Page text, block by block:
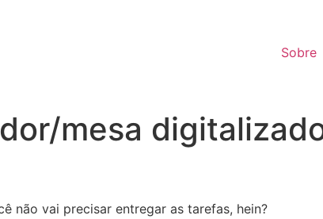
Sobre
mesa
não vai precisar entregar as tarefas, hein?